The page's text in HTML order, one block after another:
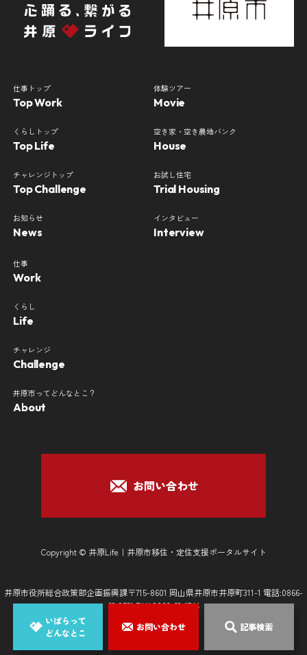
いばらって
どんなとこ
お問い合わせ 記事検索
仕事トップ
Top Work
くらしトップ
Top Life
チャレンジトップ
Top Challenge
お知らせ
News
仕事
Work
くらし
Life
チャレンジ
Challenge
井原市ってどんなとこ？
About
体験ツアー
Movie
空き家・空き農地バンク
House
お試し住宅
Trial Housing
インタビュー
Interview
お問い合わせ
Copyright © 井原Life｜井原市移住・定住支援ポータルサイト
井原市役所総合政策部企画振興課〒715-8601 岡山県井原市井原町311-1 電話:0866-
62-9521 FAX:0866-62-1744